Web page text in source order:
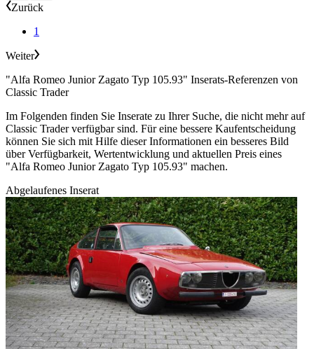
Zurück
1
Weiter
"Alfa Romeo Junior Zagato Typ 105.93" Inserats-Referenzen von
Classic Trader
Im Folgenden finden Sie Inserate zu Ihrer Suche, die nicht mehr auf
Classic Trader verfügbar sind. Für eine bessere Kaufentscheidung
können Sie sich mit Hilfe dieser Informationen ein besseres Bild
über Verfügbarkeit, Wertentwicklung und aktuellen Preis eines
"Alfa Romeo Junior Zagato Typ 105.93" machen.
Abgelaufenes Inserat